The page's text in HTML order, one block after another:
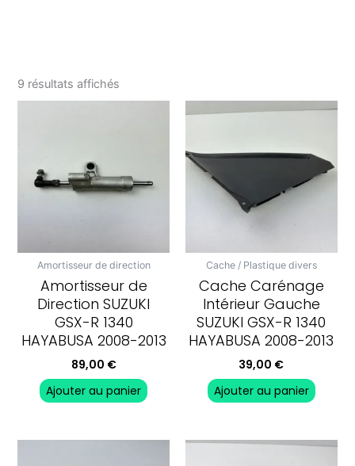
9 résultats affichés
Amortisseur de direction
Amortisseur de
Direction SUZUKI
GSX-R 1340
HAYABUSA 2008-2013
89,00 €
Ajouter au panier
Cache / Plastique divers
Cache Carénage
Intérieur Gauche
SUZUKI GSX-R 1340
HAYABUSA 2008-2013
39,00 €
Ajouter au panier